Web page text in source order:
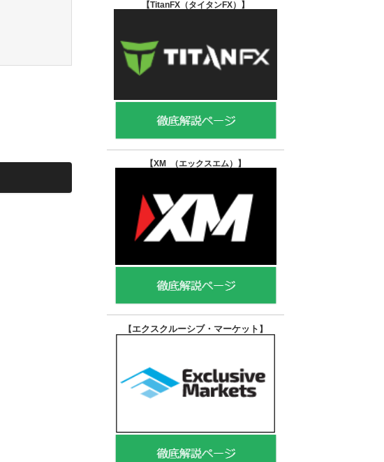
【TitanFX（タイタンFX） 】
【XM （エックスエム） 】
【エクスクルーシブ・マーケット 】